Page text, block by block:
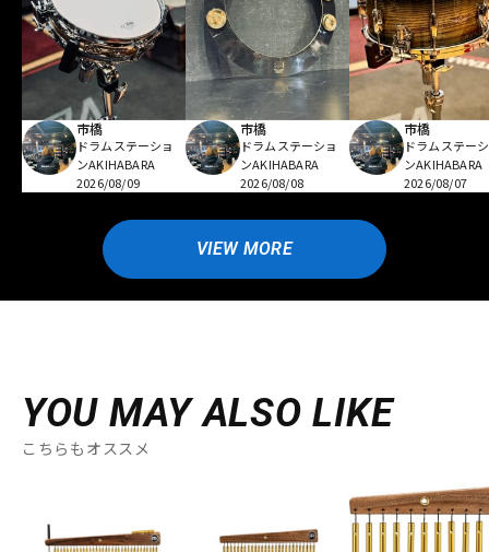
市橋
ドラムステーショ
ンAKIHABARA
2026/08/09
市橋
ドラムステーショ
ンAKIHABARA
2026/08/08
市橋
ドラムステー
ンAKIHABARA
2026/08/07
VIEW MORE
YOU MAY ALSO LIKE
こちらもオススメ